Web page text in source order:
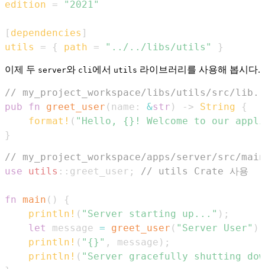
edition
= "2021"
[ dependencies ]
utils
= { path = "../../libs/utils" }
이제 두 server와 cli 에서 utils 라이브러리를 사용해 봅시다.
// my_project_workspace/libs/utils/src/
pub
fn greet_user ( name : &str ) -> String
{
format! ( "Hello, {}! Welcome to our
}
// my_project_workspace/apps/server/src/
use
utils :: greet_user ; // utils Crate 사용
fn main ( )
{
println! ( "Server starting up..." ) ;
let
message = greet_user ( "Server User" )
println! ( "{}" , message ) ;
println! ( "Server gracefully shutting